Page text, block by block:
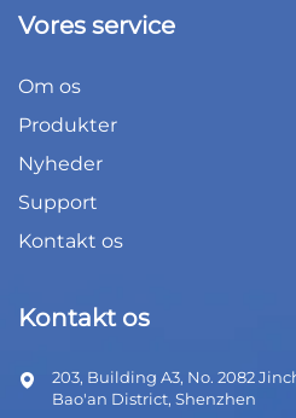
Vores service
Om os
Produkter
Nyheder
Support
Kontakt os
Kontakt os
203, Building A3, No. 2082
Bao'an District, Shenzhen